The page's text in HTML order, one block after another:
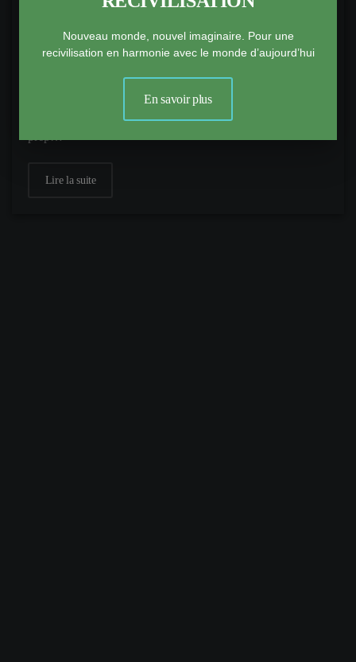
Des préjugés qui coûtent cher
21 Mars 2023 |Editos 2023
Ils ont aussi la vie dure. Comment expliquer autrement
l’aveuglement de nombreux économistes vis à vis des
énergies renouvelables (ENR) ? Celles-ci sont aujourd’hui
Lire la suite
Nouveau monde, nouvel imaginaire. Pour une
recivilisation en harmonie avec le monde d’aujourd’hui
En savoir plus